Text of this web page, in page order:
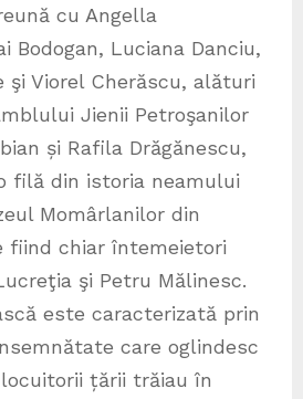
cu Angella
Bodogan, Luciana Danciu,
şi Viorel Cherăscu, alături
Jienii Petroşanilor
și Rafila Drăgănescu,
filă din istoria neamului
Momârlanilor din
fiind chiar întemeietori
şi Petru Mălinesc.
este caracterizată prin
care oglindesc
țării trăiau în